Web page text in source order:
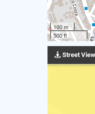
100 m
500 ft
Street View